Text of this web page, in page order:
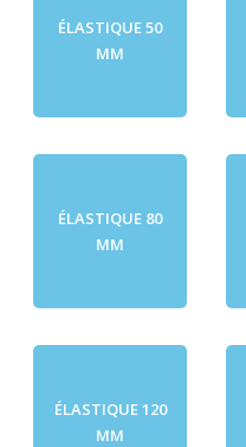
ÉLASTIQUE 50
MM
ÉLASTIQUE 80
MM
ÉLASTIQUE 120
MM